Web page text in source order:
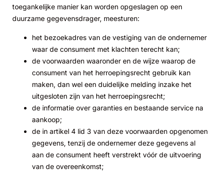
toegankelijke manier kan worden opgeslagen op een
duurzame gegevensdrager, meesturen:
het bezoekadres van de vestiging van de ondernemer
waar de consument met klachten terecht kan;
de voorwaarden waaronder en de wijze waarop de
consument van het herroepingsrecht gebruik kan
maken, dan wel een duidelijke melding inzake het
uitgesloten zijn van het herroepingsrecht;
de informatie over garanties en bestaande service na
aankoop;
de in artikel 4 lid 3 van deze voorwaarden opgenomen
gegevens, tenzij de ondernemer deze gegevens al
aan de consument heeft verstrekt vóór de uitvoering
van de overeenkomst;